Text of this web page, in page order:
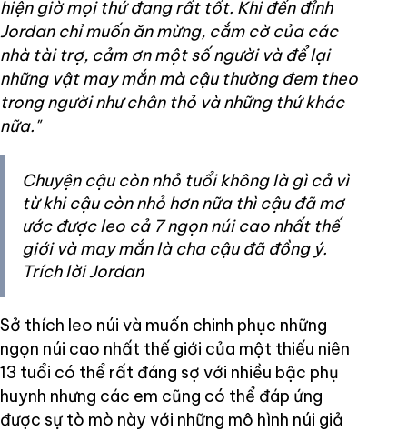
hiện giờ mọi thứ đang rất tốt. Khi đến đỉnh
Jordan chỉ muốn ăn mừng, cắm cờ của các
nhà tài trợ, cảm ơn một số người và để lại
những vật may mắn mà cậu thường đem theo
trong người như chân thỏ và những thứ khác
nữa."
Chuyện cậu còn nhỏ tuổi không là gì cả vì
từ khi cậu còn nhỏ hơn nữa thì cậu đã mơ
ước được leo cả 7 ngọn núi cao nhất thế
giới và may mắn là cha cậu đã đồng ý.
Trích lời Jordan
Sở thích leo núi và muốn chinh phục những
ngọn núi cao nhất thế giới của một thiếu niên
13 tuổi có thể rất đáng sợ với nhiều bậc phụ
huynh nhưng các em cũng có thể đáp ứng
được sự tò mò này với những mô hình núi giả